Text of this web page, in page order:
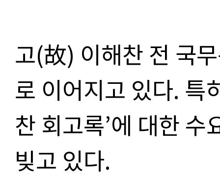
고(故) 이해찬 전 국
로 이어지고 있다. 특
찬 회고록’에 대한 수
빚고 있다.